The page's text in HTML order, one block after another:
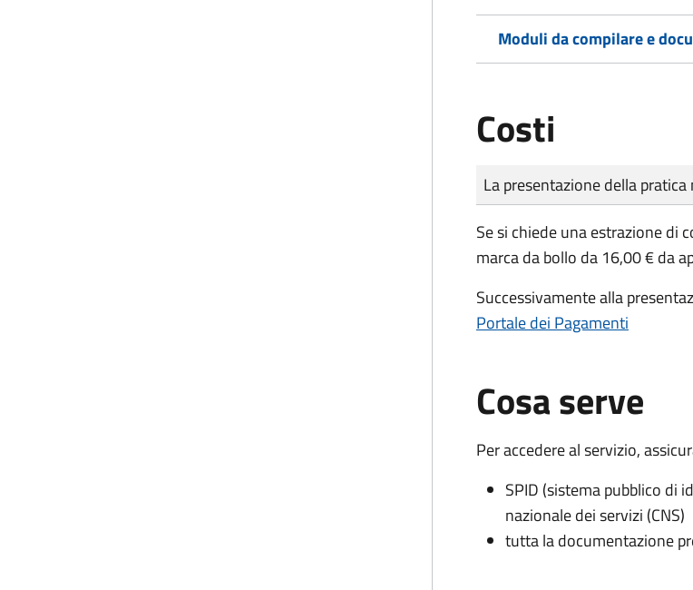
Moduli da compilare e
Costi
Tipo di pagamento
Importo
La presentazione della
Se si chiede una estrazione di
marca da bollo da 16,00 € da
Successivamente alla
Portale dei Pagamenti
Cosa serve
Per accedere al servizio,
SPID (sistema pubblico di
nazionale dei servizi (CNS)
tutta la documentazione